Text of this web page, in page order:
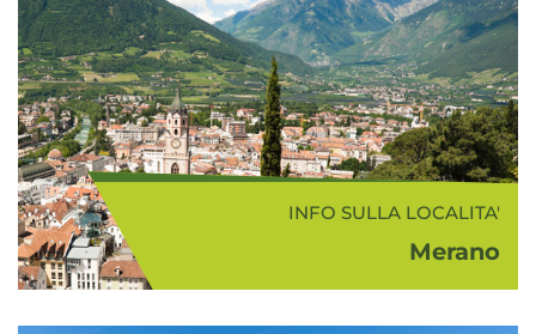
INFO SULLA LOCALITA'
Merano